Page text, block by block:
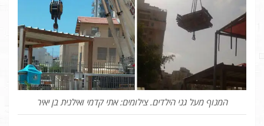
המנוף מעל גני הילדים. צילומים: אתי קדמי ואילנית בן יאיר